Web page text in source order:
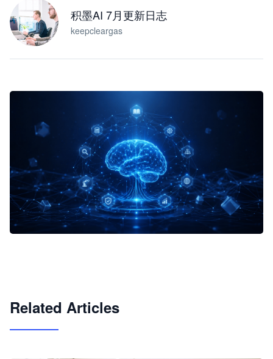
积墨AI 7月更新日志
keepcleargas
Related Articles